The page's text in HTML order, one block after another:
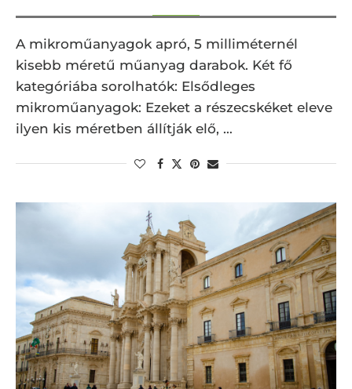
A mikroműanyagok apró, 5 milliméternél
kisebb méretű műanyag darabok. Két fő
kategóriába sorolhatók: Elsődleges
mikroműanyagok: Ezeket a részecskéket eleve
ilyen kis méretben állítják elő, …